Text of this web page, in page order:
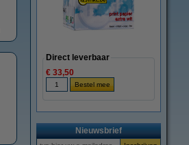
Direct leverbaar
€ 33,50
Nieuwsbrief